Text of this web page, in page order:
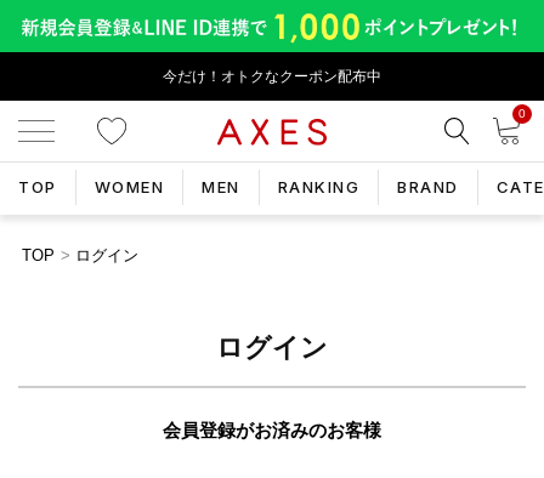
今だけ！オトクなクーポン配布中
0
TOP WOMEN MEN RANKING BRAND
TOP ログイン
ログイン
会員登録がお済みのお客様